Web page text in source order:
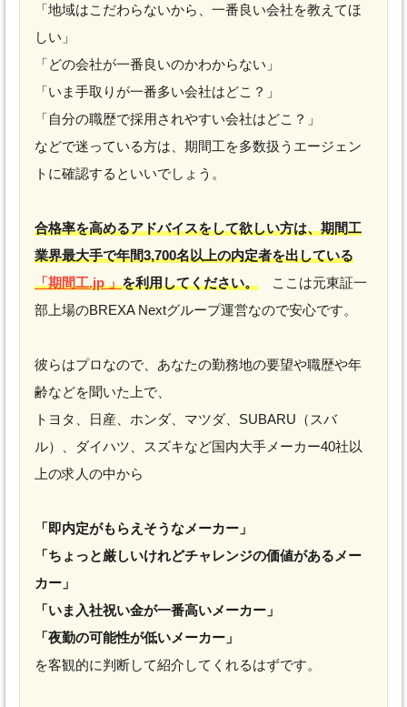
「地域はこだわらないから、一番良い会社を教えてほ
しい」
「どの会社が一番良いのかわからない」
「いま手取りが一番多い会社はどこ？」
「自分の職歴で採用されやすい会社はどこ？」
などで迷っている方は、期間工を多数扱うエージェン
トに確認するといいでしょう。
合格率を高めるアドバイスをして欲しい方は、期間工
業界最大手で年間3,700名以上の内定者を出している
「期間工.jp 」を利用してください。 ここは元東証一
部上場のBREXA Nextグループ運営なので安心です。
彼らはプロなので、あなたの勤務地の要望や職歴や年
齢などを聞いた上で、
トヨタ、日産、ホンダ、マツダ、SUBARU（スバ
ル）、ダイハツ、スズキなど国内大手メーカー40社以
上の求人の中から
「即内定がもらえそうなメーカー」
「ちょっと厳しいけれどチャレンジの価値があるメー
カー」
「いま入社祝い金が一番高いメーカー」
「夜勤の可能性が低いメーカー」
を客観的に判断して紹介してくれるはずです。